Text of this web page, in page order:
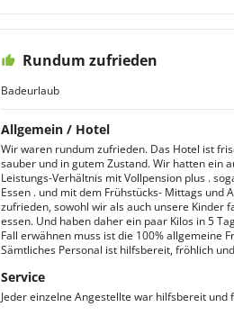
Rundum zufrieden
Badeurlaub
Allgemein / Hotel
Wir waren rundum zufrieden. Das Hotel ist
sauber und in gutem Zustand. Wir hatten ein
Leistungs-Verhältnis mit Vollpension plus .
Essen . und mit dem Frühstücks- Mittags und
zufrieden, sowohl wir als auch unsere Kinder
essen. Und haben daher ein paar Kilos in 5
Fall erwähnen muss ist die 100% allgemeine
Sämtliches Personal ist hilfsbereit, fröhlich
Service
Jeder einzelne Angestellte war hilfsbereit und